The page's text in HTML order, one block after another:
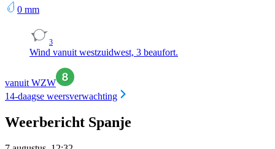
0 mm
3
Wind vanuit westzuidwest, 3 beaufort.
vanuit WZW
14-daagse weersverwachting
Weerbericht Spanje